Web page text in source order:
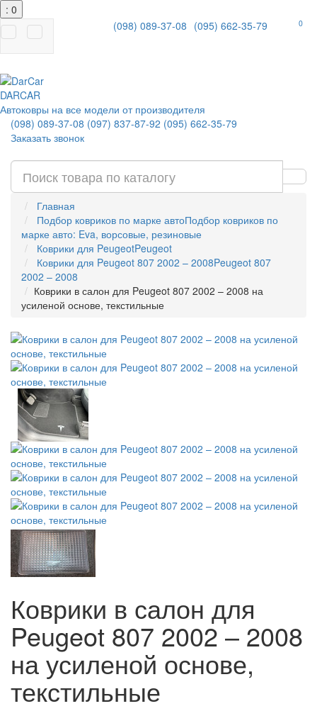
: 0
(098) 089-37-08 (095) 662-35-79 0
DARCAR
Автоковры на все модели от производителя
(098) 089-37-08 (097) 837-87-92 (095) 662-35-79
Заказать звонок
Главная
Подбор ковриков по марке автоПодбор ковриков по
марке авто: Eva, ворсовые, резиновые
Коврики для PeugeotPeugeot
Коврики для Peugeot 807 2002 – 2008Peugeot 807
2002 – 2008
Коврики в салон для Peugeot 807 2002 – 2008 на
усиленой основе, текстильные
Коврики в салон для
Peugeot 807 2002 – 2008
на усиленой основе,
текстильные